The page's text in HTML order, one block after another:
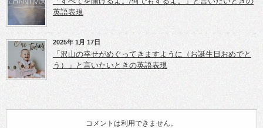
英語表現
2025年 1月 17日
「沢山の幸せがめぐってきますように（お誕生日おめでと
う）」と言いたいときの英語表現
コメントは利用できません。